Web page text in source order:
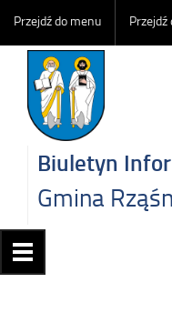
Przejdź do menu Przejdź
Biuletyn
Gmina